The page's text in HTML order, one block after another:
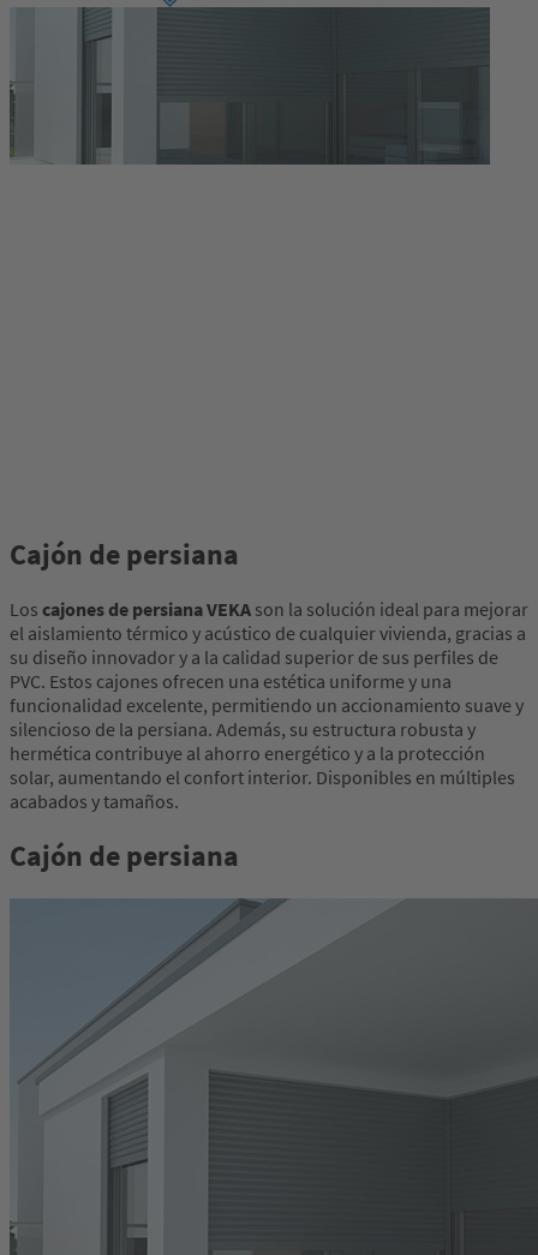
Cajón de persiana
Los cajones de persiana VEKA son la solución ideal para mejorar
el aislamiento térmico y acústico de cualquier vivienda, gracias a
su diseño innovador y a la calidad superior de sus perfiles de
PVC. Estos cajones ofrecen una estética uniforme y una
funcionalidad excelente, permitiendo un accionamiento suave y
silencioso de la persiana. Además, su estructura robusta y
hermética contribuye al ahorro energético y a la protección
solar, aumentando el confort interior. Disponibles en múltiples
acabados y tamaños.
Cajón de persiana